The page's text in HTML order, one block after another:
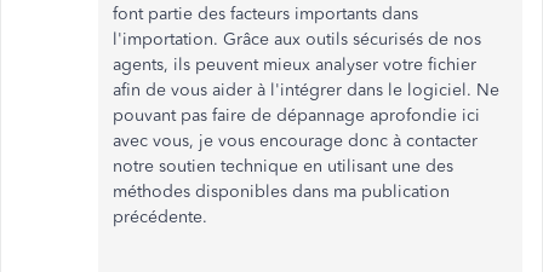
font partie des facteurs importants dans
l'importation. Grâce aux outils sécurisés de nos
agents, ils peuvent mieux analyser votre fichier
afin de vous aider à l'intégrer dans le logiciel. Ne
pouvant pas faire de dépannage aprofondie ici
avec vous, je vous encourage donc à contacter
notre soutien technique en utilisant une des
méthodes disponibles dans ma publication
précédente.